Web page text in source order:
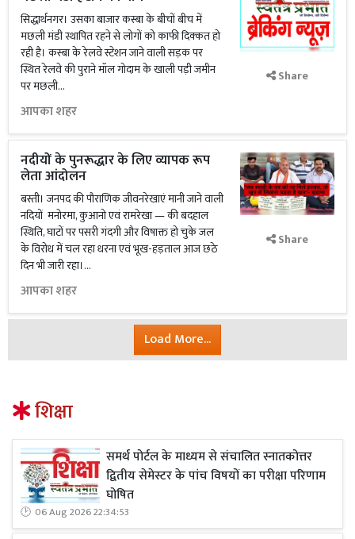
सिद्धार्थनगर। उसका बाजार कस्बा के बीचों बीच में
मछली मंडी स्थापित रहने से लोगों को काफी दिक्कत हो
रही है। कस्बा के रेलवे स्टेशन जाने वाली सड़क पर
स्थित रेलवे की पुराने मॉल गोदाम के खाली पड़ी जमीन
पर मछली...
आपका शहर
Share
नदीयों के पुनरूद्धार के लिए व्यापक रूप
लेता आंदोलन
बस्ती। जनपद की पौराणिक जीवनरेखाएं मानी जाने वाली
नदियों मनोरमा, कुआनो एवं रामरेखा — की बदहाल
स्थिति, घाटों पर पसरी गंदगी और विषाक्त हो चुके जल
के विरोध में चल रहा धरना एवं भूख-हड़ताल आज छठे
दिन भी जारी रहा।...
आपका शहर
Share
Load More...
शिक्षा
समर्थ पोर्टल के माध्यम से संचालित स्नातकोत्तर
द्वितीय सेमेस्टर के पांच विषयों का परीक्षा परिणाम
घोषित
06 Aug 2026 22:34:53